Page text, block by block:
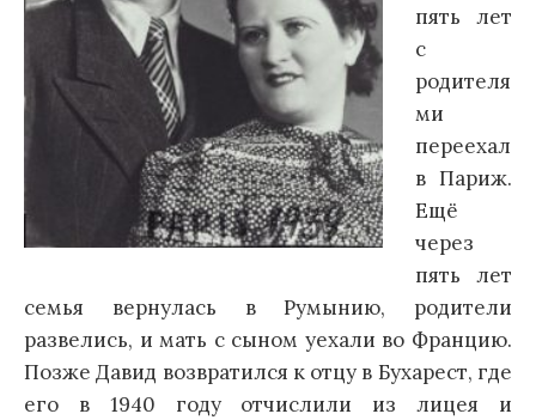
пять лет
с
родителя
ми
переехал
в Париж.
Ещё
через
пять лет
семья вернулась в Румынию, родители
развелись, и мать с сыном уехали во Францию.
Позже Давид возвратился к отцу в Бухарест, где
его в 1940 году отчислили из лицея и